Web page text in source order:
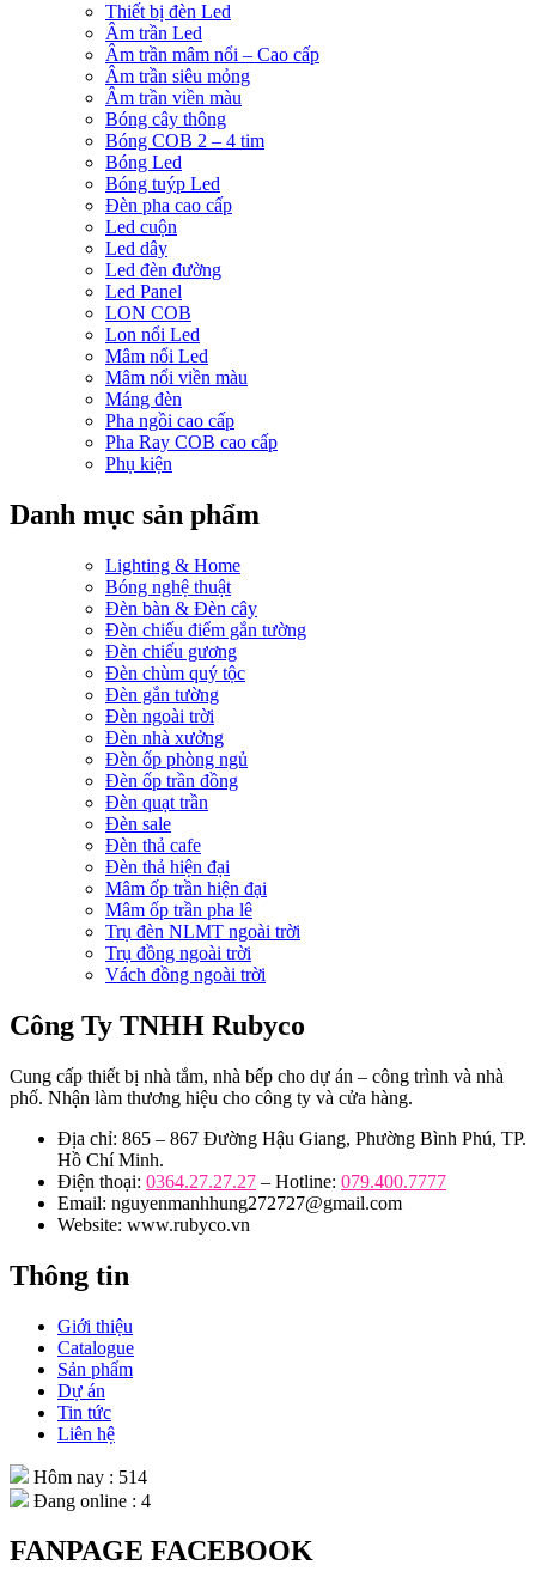
Thiết bị đèn Led
Âm trần Led
Âm trần mâm nổi – Cao cấp
Âm trần siêu mỏng
Âm trần viền màu
Bóng cây thông
Bóng COB 2 – 4 tim
Bóng Led
Bóng tuýp Led
Đèn pha cao cấp
Led cuộn
Led dây
Led đèn đường
Led Panel
LON COB
Lon nổi Led
Mâm nổi Led
Mâm nổi viền màu
Máng đèn
Pha ngồi cao cấp
Pha Ray COB cao cấp
Phụ kiện
Danh mục sản phẩm
Lighting & Home
Bóng nghệ thuật
Đèn bàn & Đèn cây
Đèn chiếu điểm gắn tường
Đèn chiếu gương
Đèn chùm quý tộc
Đèn gắn tường
Đèn ngoài trời
Đèn nhà xưởng
Đèn ốp phòng ngủ
Đèn ốp trần đồng
Đèn quạt trần
Đèn sale
Đèn thả cafe
Đèn thả hiện đại
Mâm ốp trần hiện đại
Mâm ốp trần pha lê
Trụ đèn NLMT ngoài trời
Trụ đồng ngoài trời
Vách đồng ngoài trời
Công Ty TNHH Rubyco
Cung cấp thiết bị nhà tắm, nhà bếp cho dự án – công trình và nhà
phố. Nhận làm thương hiệu cho công ty và cửa hàng.
Địa chỉ: 865 – 867 Đường Hậu Giang, Phường Bình Phú, TP.
Hồ Chí Minh.
Điện thoại: 0364.27.27.27 – Hotline: 079.400.7777
Email: nguyenmanhhung272727@gmail.com
Website: www.rubyco.vn
Thông tin
Giới thiệu
Catalogue
Sản phẩm
Dự án
Tin tức
Liên hệ
Hôm nay : 514
Đang online : 4
FANPAGE FACEBOOK